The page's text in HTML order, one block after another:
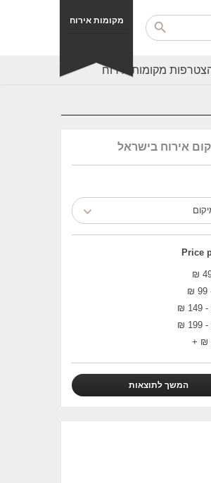
מקומות אירוח
מקומות אירוח
אירוח בישראל
Price
₪
₪
₪
₪
₪
+